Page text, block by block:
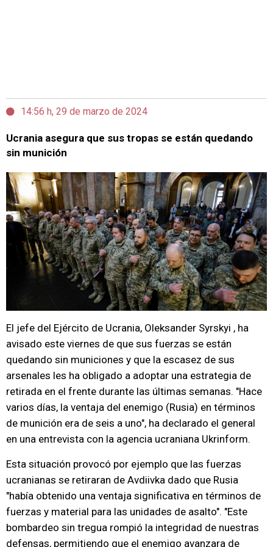
14:56 h, 29 de marzo de 2024
Ucrania asegura que sus tropas se están quedando
sin munición
El jefe del Ejército de Ucrania, Oleksander Syrskyi , ha
avisado este viernes de que sus fuerzas se están
quedando sin municiones y que la escasez de sus
arsenales les ha obligado a adoptar una estrategia de
retirada en el frente durante las últimas semanas. "Hace
varios días, la ventaja del enemigo (Rusia) en términos
de munición era de seis a uno", ha declarado el general
en una entrevista con la agencia ucraniana Ukrinform.
Esta situación provocó por ejemplo que las fuerzas
ucranianas se retiraran de Avdiivka dado que Rusia
"había obtenido una ventaja significativa en términos de
fuerzas y material para las unidades de asalto". "Este
bombardeo sin tregua rompió la integridad de nuestras
defensas, permitiendo que el enemigo avanzara de